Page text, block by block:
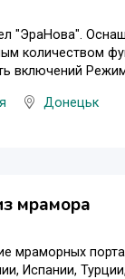
"ЭраНова".
количеством
включений
Донецьк
мрамора
мраморных
Испании,